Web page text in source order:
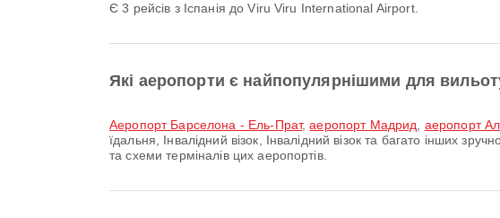
Є 3 рейсів з Іспанія до Viru Viru International Airport.
Які аеропорти є найпопулярнішими для
аеропорт Барселона - Ель-Прат,аеропорт Мадрид аеропорт
їдальня, Інвалідний візок, Інвалідний візок та багато інших
та схеми терміналів цих аеропортів.